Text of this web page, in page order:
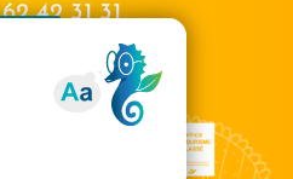
Masquer le
42 31 31